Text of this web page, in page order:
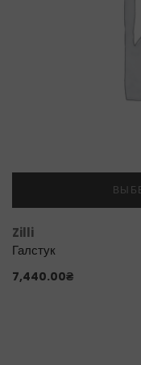
Zilli
Галстук
7,440.00₴